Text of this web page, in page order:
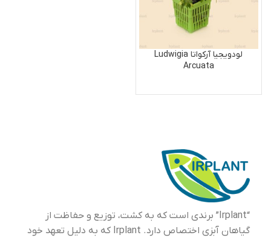
لودویجیا آرکواتا Ludwigia
Arcuata
“Irplant” برندی است که به کشت، توزیع و حفاظت از
گیاهان آبزی اختصاص دارد. Irplant که به دلیل تعهد خود